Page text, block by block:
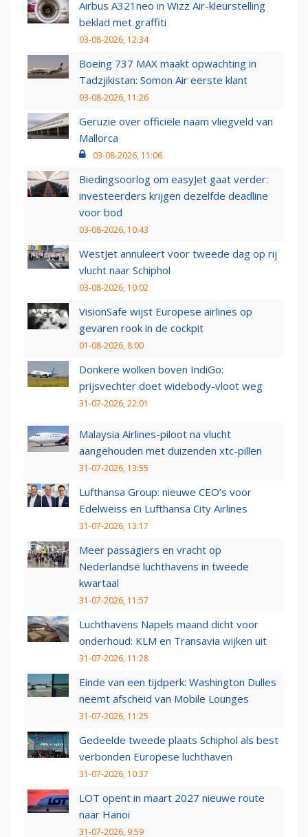
Airbus A321neo in Wizz Air-kleurstelling
beklad met graffiti
03-08-2026, 12:34
Boeing 737 MAX maakt opwachting in
Tadzjikistan: Somon Air eerste klant
03-08-2026, 11:26
Geruzie over officiële naam vliegveld van
Mallorca
03-08-2026, 11:06
Biedingsoorlog om easyJet gaat verder:
investeerders krijgen dezelfde deadline
voor bod
03-08-2026, 10:43
WestJet annuleert voor tweede dag op rij
vlucht naar Schiphol
03-08-2026, 10:02
VisionSafe wijst Europese airlines op
gevaren rook in de cockpit
01-08-2026, 8:00
Donkere wolken boven IndiGo:
prijsvechter doet widebody-vloot weg
31-07-2026, 22:01
Malaysia Airlines-piloot na vlucht
aangehouden met duizenden xtc-pillen
31-07-2026, 13:55
Lufthansa Group: nieuwe CEO’s voor
Edelweiss en Lufthansa City Airlines
31-07-2026, 13:17
Meer passagiers en vracht op
Nederlandse luchthavens in tweede
kwartaal
31-07-2026, 11:57
Luchthavens Napels maand dicht voor
onderhoud: KLM en Transavia wijken uit
31-07-2026, 11:28
Einde van een tijdperk: Washington Dulles
neemt afscheid van Mobile Lounges
31-07-2026, 11:25
Gedeelde tweede plaats Schiphol als best
verbonden Europese luchthaven
31-07-2026, 10:37
LOT opent in maart 2027 nieuwe route
naar Hanoi
31-07-2026, 9:59